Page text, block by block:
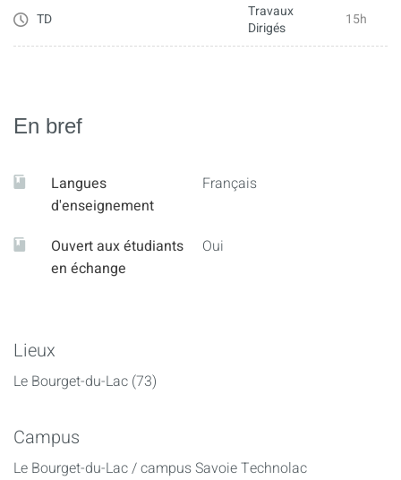
TD
Travaux
Dirigés
15h
En bref
Langues
d'enseignement
Français
Ouvert aux étudiants
en échange
Oui
Lieux
Le Bourget-du-Lac (73)
Campus
Le Bourget-du-Lac / campus Savoie Technolac